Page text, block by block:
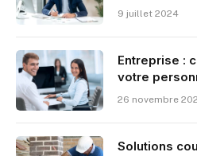
9 juillet 2024
Entreprise :
votre
26 novembre
Solutions